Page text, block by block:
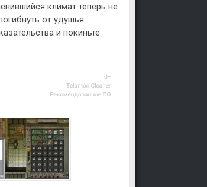
климат теперь не
от удушья.
и покиньте